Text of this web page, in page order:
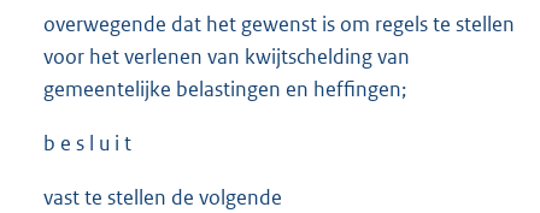
overwegende dat het gewenst is om regels te stellen
voor het verlenen van kwijtschelding van
gemeentelijke belastingen en heffingen;
b e s l u i t
vast te stellen de volgende